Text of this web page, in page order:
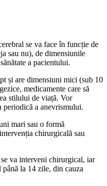
se va face în funcție de
sau nu), de dimensiunile
a pacientului.
și are dimensiuni mici (sub 10
medicamente care să
stilului de viață. Vor
periodică a anevrismului.
mari sau o formă
chirurgicală sau
va interveni chirurgical, iar
la 14 zile, din cauza